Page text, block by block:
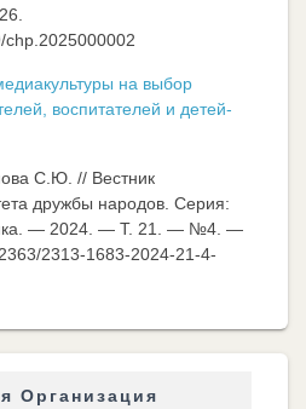
на выбор
воспитателей и детей-
С.Ю. // Вестник
дружбы народов. Серия:
— 2024. — Т. 21. — №4. —
2313-1683-2024-21-4-
Организация